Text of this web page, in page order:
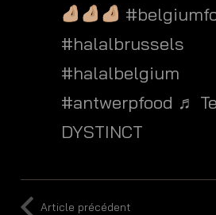
#halalbrussels
#halalbelgium
#antwerpfood ♬
DYSTINCT
Article précédent